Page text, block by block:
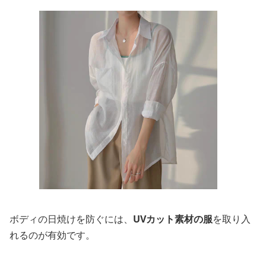
ボディの日焼けを防ぐには、 UVカット素材の服を取り入
れるのが有効です。